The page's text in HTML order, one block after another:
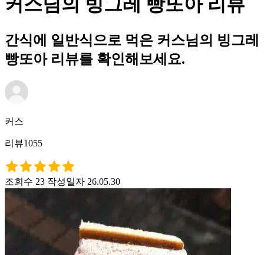
커스님의 빙그레 빵또아 리뷰
간식에 일반식으로 먹은 커스님의 빙그레
빵또아 리뷰를 확인해보세요.
커스
리뷰1055
조회수 23 작성일자 26.05.30